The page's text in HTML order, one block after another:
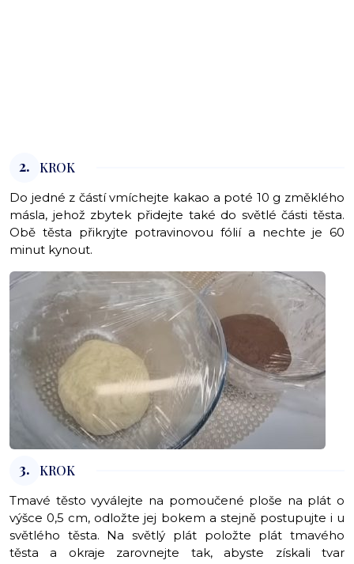
2. KROK
Do jedné z částí vmíchejte kakao a poté 10 g změklého
másla, jehož zbytek přidejte také do světlé části těsta.
Obě těsta přikryjte potravinovou fólií a nechte je 60
minut kynout.
3. KROK
Tmavé těsto vyválejte na pomoučené ploše na plát o
výšce 0,5 cm, odložte jej bokem a stejně postupujte i u
světlého těsta. Na světlý plát položte plát tmavého
těsta a okraje zarovnejte tak, abyste získali tvar